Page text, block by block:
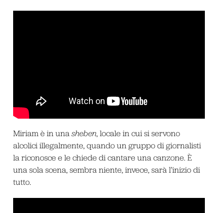
Miriam è in una sheben, locale in cui si servono
alcolici illegalmente, quando un gruppo di giornalisti
la riconosce e le chiede di cantare una canzone. È
una sola scena, sembra niente, invece, sarà l’inizio di
tutto.